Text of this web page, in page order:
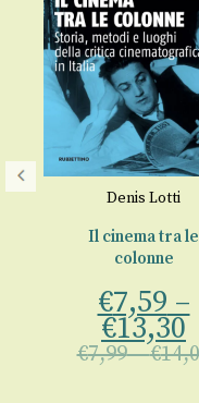
Denis Lotti
Il cinema tra le
colonne
€7,59 –
€13,30
€7,99–€